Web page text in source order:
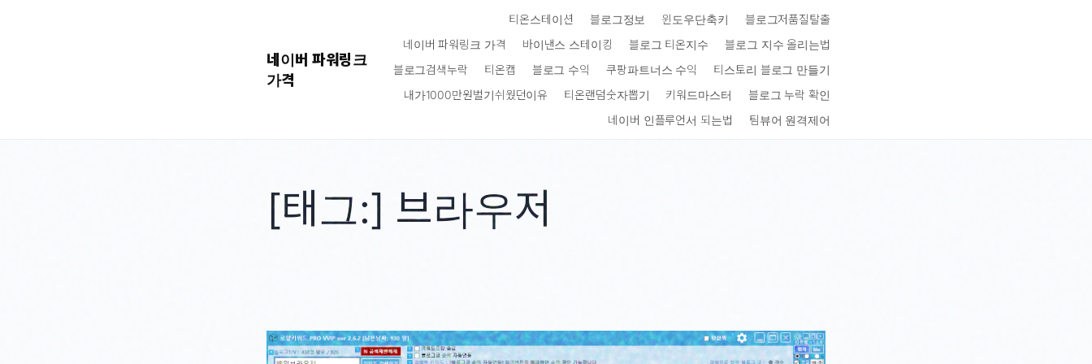
네이버 파워링크
가격
티온스테이션 블로그정보 윈도우단축키
블로그저품질탈출
네이버 파워링크 가격
바이낸스 스테이킹 블로그 티온지수
블로그 지수 올리는법
블로그검색누락
티온캡 블로그 수익 쿠팡파트너스 수익
티스토리 블로그 만들기
내가1000만원벌기쉬웠던이유
티온랜덤숫자뽑기 키워드마스터
블로그 누락 확인
네이버 인플루언서 되는법
팀뷰어 원격제어
[태그:] 브라우저